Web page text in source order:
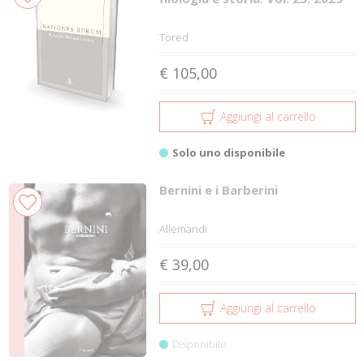
Tored
€ 105,00
Aggiungi al carrello
Solo uno disponibile
Bernini e i Barberini
Allemandi
€ 39,00
Aggiungi al carrello
Disponibile